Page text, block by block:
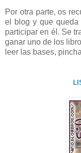
Por otra parte, os
el blog y que queda
participar en él. Se
ganar uno de los
leer las bases,